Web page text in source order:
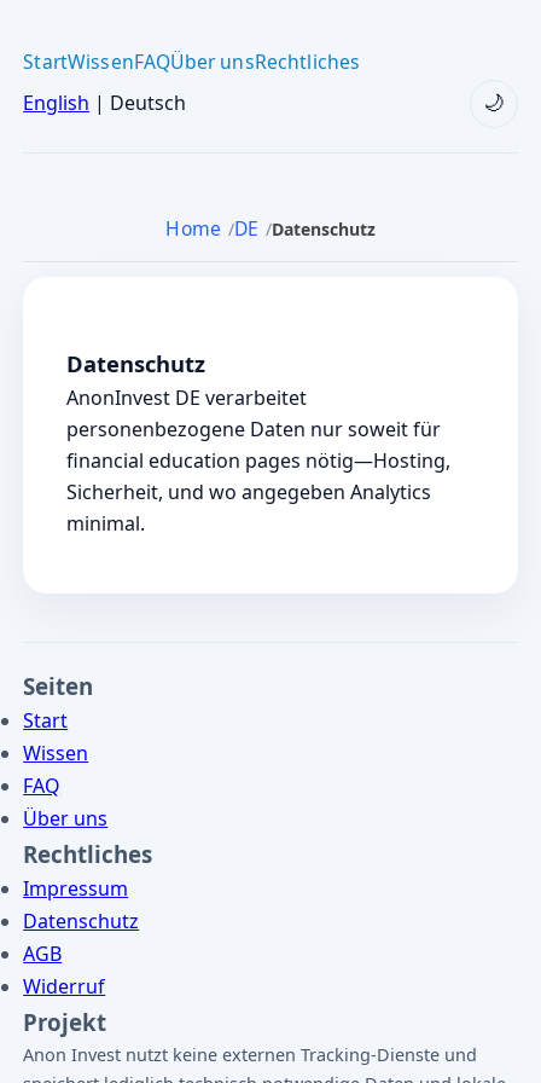
StartWissenFAQÜber unsRechtliches
English | Deutsch 🌙
Home DE Datenschutz
Datenschutz
AnonInvest DE verarbeitet
personenbezogene Daten nur soweit für
financial education pages nötig—Hosting,
Sicherheit, und wo angegeben Analytics
minimal.
Seiten
Start
Wissen
FAQ
Über uns
Rechtliches
Impressum
Datenschutz
AGB
Widerruf
Projekt
Anon Invest nutzt keine externen Tracking-Dienste und